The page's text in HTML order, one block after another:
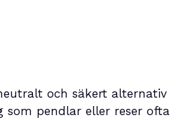
och säkert alternativ
som pendlar eller reser ofta